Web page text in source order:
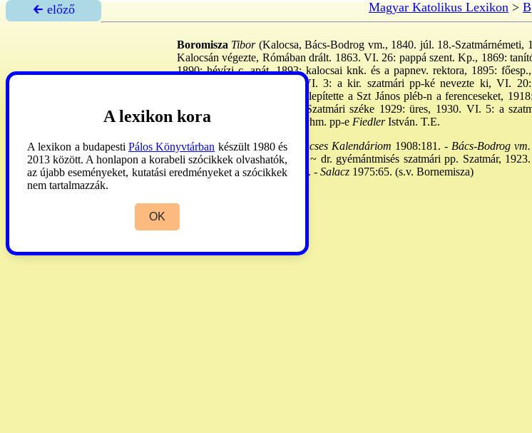
🡰 előző Magyar Katolikus Lexikon> B
Boromisza Tibor(Kalocsa, Bács-Bodrog vm., 1840. júl. 18.-Szatmárnémeti,
Kalocsán végezte, Rómában drált. 1863. VI. 26: pappá szent. Kp., 1869:
1890: hévízi c. apát, 1893: kalocsai knk. és a papnev. rektora, 1895:
jószágkormányzója. 1906. VI. 3: a kir. szatmári pp-ké nevezte ki, VI.
Szatmárnémetiben 1913: letelepítette a Szt János pléb-n a ferenceseket,
Kat. Szöv. alelnöke volt. - Szatmári széke 1929: üres, 1930. VI. 5: a
egyesítették; az egyesített egyhm. pp-e FiedlerIstván. T.E.
Schem. Col.1897:125. - Kincses Kalendáriom 1908:181. - Bács-Bodrog vm.
Szat.1913:1. -RónaiJános: ~ dr. gyémántmisés szatmári pp. Szatmár,
Boromissza) - GulyásIII:946. - Salacz 1975:65. (s.v. Bornemisza)
A lexikon kora
A lexikon a budapesti Pálos Könyvtárban készült 1980 és
2013 között. A honlapon a korabeli szócikkek olvashatók,
az újabb eseményeket, kutatási eredményeket a szócikkek
nem tartalmazzák.
OK